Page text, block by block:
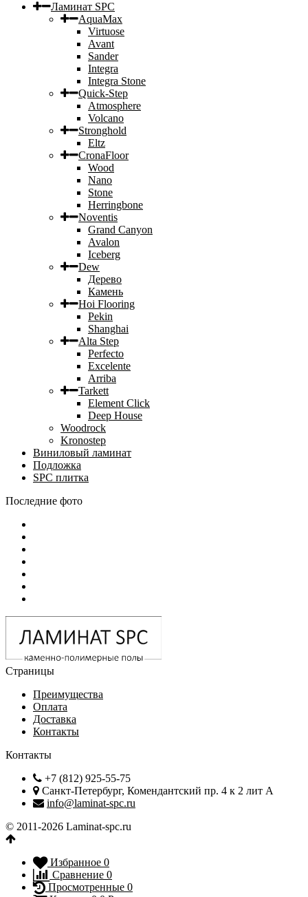
Ламинат SPC
AquaMax
Virtuose
Avant
Sander
Integra
Integra Stone
Quick-Step
Atmosphere
Volcano
Stronghold
Eltz
CronaFloor
Wood
Nano
Stone
Herringbone
Noventis
Grand Canyon
Avalon
Iceberg
Dew
Дерево
Камень
Hoi Flooring
Pekin
Shanghai
Alta Step
Perfecto
Excelente
Arriba
Tarkett
Element Click
Deep House
Woodrock
Kronostep
Виниловый ламинат
Подложка
SPC плитка
Последние фото
Страницы
Преимущества
Оплата
Доставка
Контакты
Контакты
+7 (812) 925-55-75
Санкт-Петербург, Комендантский пр. 4 к 2 лит А
info@laminat-spc.ru
© 2011-2026 Laminat-spc.ru
Избранное 0
Сравнение 0
Просмотренные 0